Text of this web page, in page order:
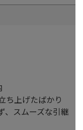
げたばかり
ムーズな引継